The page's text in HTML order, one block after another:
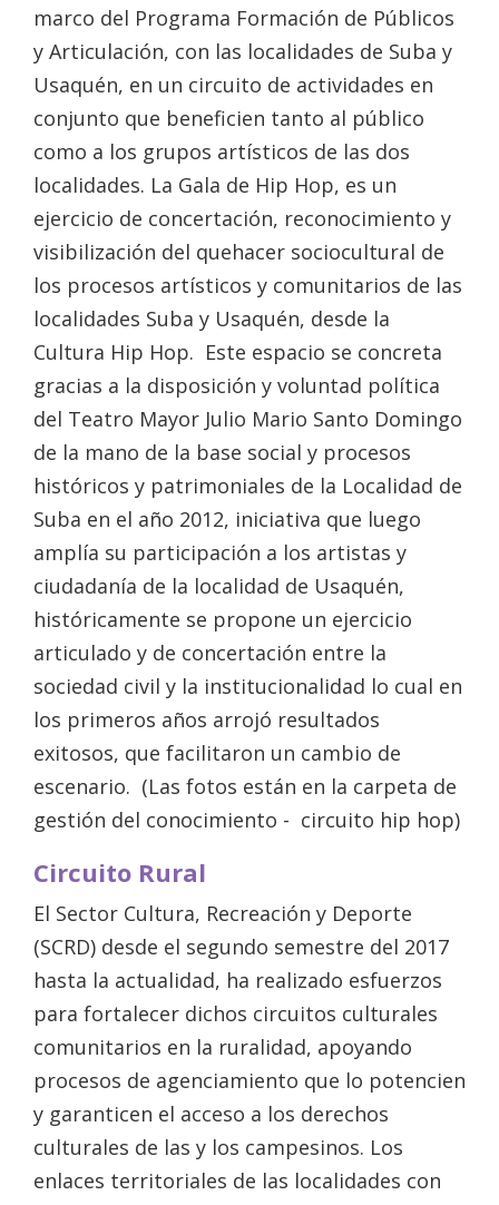
marco del Programa Formación de Públicos
y Articulación, con las localidades de Suba y
Usaquén, en un circuito de actividades en
conjunto que beneficien tanto al público
como a los grupos artísticos de las dos
localidades. La Gala de Hip Hop, es un
ejercicio de concertación, reconocimiento y
visibilización del quehacer sociocultural de
los procesos artísticos y comunitarios de las
localidades Suba y Usaquén, desde la
Cultura Hip Hop. Este espacio se concreta
gracias a la disposición y voluntad política
del Teatro Mayor Julio Mario Santo Domingo
de la mano de la base social y procesos
históricos y patrimoniales de la Localidad de
Suba en el año 2012, iniciativa que luego
amplía su participación a los artistas y
ciudadanía de la localidad de Usaquén,
históricamente se propone un ejercicio
articulado y de concertación entre la
sociedad civil y la institucionalidad lo cual en
los primeros años arrojó resultados
exitosos, que facilitaron un cambio de
escenario. (Las fotos están en la carpeta de
gestión del conocimiento - circuito hip hop)
Circuito Rural
El Sector Cultura, Recreación y Deporte
(SCRD) desde el segundo semestre del 2017
hasta la actualidad, ha realizado esfuerzos
para fortalecer dichos circuitos culturales
comunitarios en la ruralidad, apoyando
procesos de agenciamiento que lo potencien
y garanticen el acceso a los derechos
culturales de las y los campesinos. Los
enlaces territoriales de las localidades con